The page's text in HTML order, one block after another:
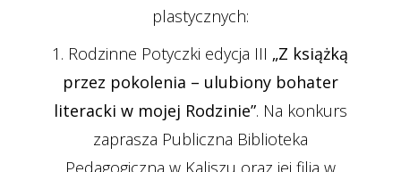
plastycznych:
1. Rodzinne Potyczki edycja III „Z książką
przez pokolenia – ulubiony bohater
literacki w mojej Rodzinie”. Na konkurs
zaprasza Publiczna Biblioteka
Pedagogiczna w Kaliszu oraz jej filia w